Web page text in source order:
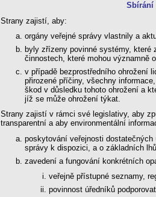
Sbírání
Strany zajistí, aby:
orgány veřejné správy vlastnily a
byly zřízeny povinné systémy, které
činnostech, které mohou významně
v případě bezprostředního ohrožení
přirozené příčiny, všechny
škod v důsledku tohoto ohrožení a
jíž se může ohrožení týkat.
Strany zajistí v rámci své legislativy, aby
transparentní a aby environmentální
poskytování veřejnosti
správy k dispozici, a o základních
zavedení a fungování konkrétních
veřejně přístupné seznamy,
povinnost úředníků